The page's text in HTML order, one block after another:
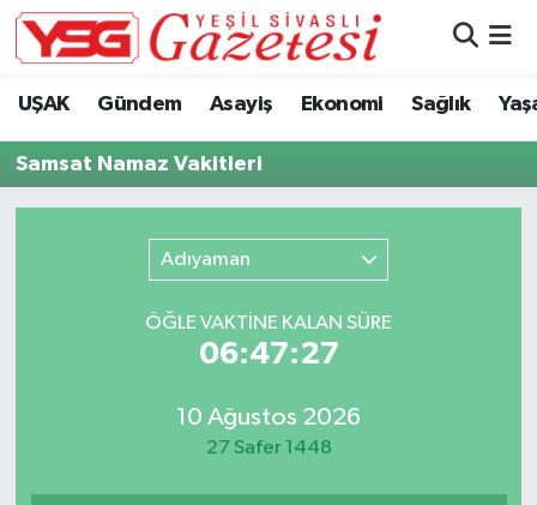
UŞAK Gündem Asayiş Ekonomi Sağlık
Samsat Namaz Vakitleri
Adıyaman
ÖĞLE VAKTİNE KALAN SÜRE
06:47:27
10 Ağustos 2026
27 Safer 1448
Hava Durumu
Namaz Vakitleri
Trafik Durumu
Süper Lig Puan Durumu ve Fikstür
Son Dakika Haberleri